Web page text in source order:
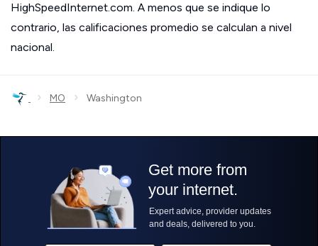
HighSpeedInternet.com. A menos que se indique lo
contrario, las calificaciones promedio se calculan a nivel
nacional.
› MO › Washington